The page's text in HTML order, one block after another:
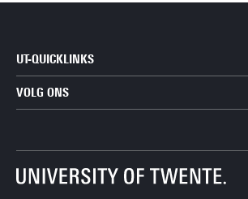
UT-QUICKLINKS
VOLG ONS